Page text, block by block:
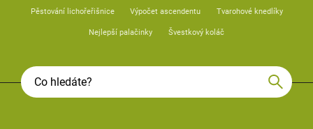
Pěstování lichořeřišnice Výpočet ascendentu Tvarohové knedlíky
Nejlepší palačinky Švestkový koláč